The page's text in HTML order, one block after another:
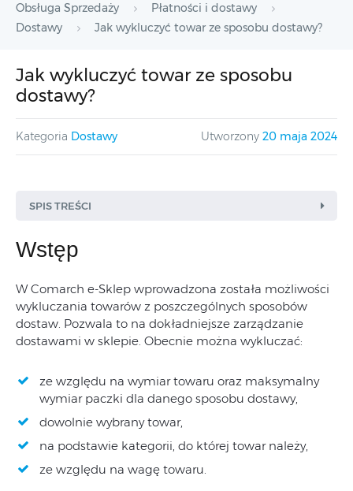
Obsługa Sprzedaży
Płatności i dostawy
Dostawy
Jak wykluczyć towar ze sposobu dostawy?
Jak wykluczyć towar ze sposobu
dostawy?
Kategoria Dostawy Utworzony 20 maja 2024
SPIS TREŚCI
Wstęp
W Comarch e-Sklep wprowadzona została możliwości
wykluczania towarów z poszczególnych sposobów
dostaw. Pozwala to na dokładniejsze zarządzanie
dostawami w sklepie. Obecnie można wykluczać:
ze względu na wymiar towaru oraz maksymalny
wymiar paczki dla danego sposobu dostawy,
dowolnie wybrany towar,
na podstawie kategorii, do której towar należy,
ze względu na wagę towaru.